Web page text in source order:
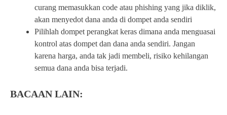
curang memasukkan code atau phishing yang jika diklik,
akan menyedot dana anda di dompet anda sendiri
Pilihlah dompet perangkat keras dimana anda menguasai
kontrol atas dompet dan dana anda sendiri. Jangan
karena harga, anda tak jadi membeli, risiko kehilangan
semua dana anda bisa terjadi.
BACAAN LAIN: